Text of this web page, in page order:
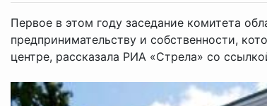
Первое в этом году заседание комитета
предпринимательству и собственности,
центре, рассказала РИА «Стрела» со